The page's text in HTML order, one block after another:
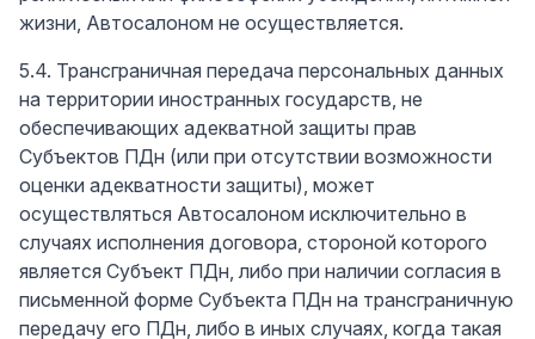
жизни, Автосалоном не осуществляется.
5.4. Трансграничная передача персональных данных
на территории иностранных государств, не
обеспечивающих адекватной защиты прав
Субъектов ПДн (или при отсутствии возможности
оценки адекватности защиты), может
осуществляться Автосалоном исключительно в
случаях исполнения договора, стороной которого
является Субъект ПДн, либо при наличии согласия в
письменной форме Субъекта ПДн на трансграничную
передачу его ПДн, либо в иных случаях, когда такая